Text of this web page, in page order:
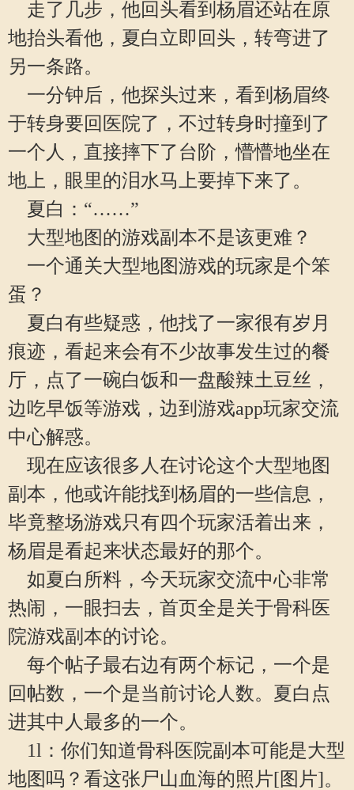
走了几步，他回头看到杨眉还站在原
地抬头看他，夏白立即回头，转弯进了
另一条路。
一分钟后，他探头过来，看到杨眉终
于转身要回医院了，不过转身时撞到了
一个人，直接摔下了台阶，懵懵地坐在
地上，眼里的泪水马上要掉下来了。
夏白：“……”
大型地图的游戏副本不是该更难？
一个通关大型地图游戏的玩家是个笨
蛋？
夏白有些疑惑，他找了一家很有岁月
痕迹，看起来会有不少故事发生过的餐
厅，点了一碗白饭和一盘酸辣土豆丝，
边吃早饭等游戏，边到游戏app玩家交流
中心解惑。
现在应该很多人在讨论这个大型地图
副本，他或许能找到杨眉的一些信息，
毕竟整场游戏只有四个玩家活着出来，
杨眉是看起来状态最好的那个。
如夏白所料，今天玩家交流中心非常
热闹，一眼扫去，首页全是关于骨科医
院游戏副本的讨论。
每个帖子最右边有两个标记，一个是
回帖数，一个是当前讨论人数。夏白点
进其中人最多的一个。
1l：你们知道骨科医院副本可能是大型
地图吗？看这张尸山血海的照片[图片]。